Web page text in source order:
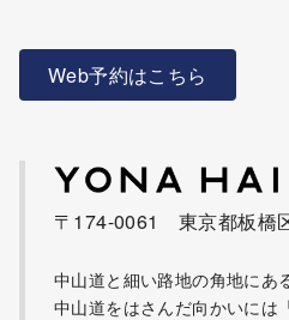
Web予約はこちら
〒174-0061 東京都板橋
中山道と細い路地の角地にあ
中山道をはさんだ向かいには